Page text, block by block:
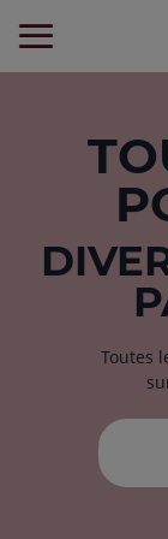
au
Toutes